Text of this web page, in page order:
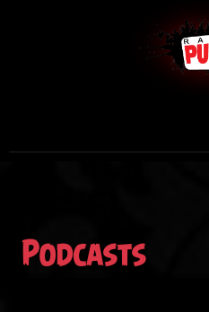
Podcasts